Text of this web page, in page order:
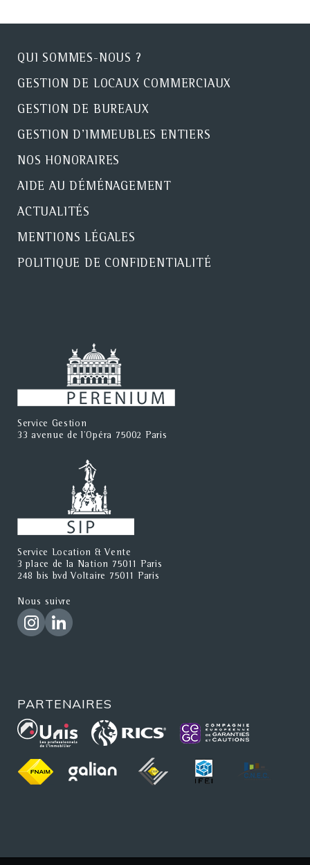
QUI SOMMES-NOUS ?
GESTION DE LOCAUX COMMERCIAUX
GESTION DE BUREAUX
GESTION D'IMMEUBLES ENTIERS
NOS HONORAIRES
AIDE AU DÉMÉNAGEMENT
ACTUALITÉS
MENTIONS LÉGALES
POLITIQUE DE CONFIDENTIALITÉ
Service Gestion
33 avenue de l'Opéra 75002 Paris
Service Location & Vente
3 place de la Nation 75011 Paris
248 bis bvd Voltaire 75011 Paris
Nous suivre
PARTENAIRES